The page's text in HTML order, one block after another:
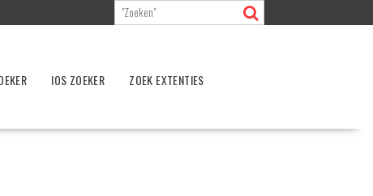
IOS ZOEKER
ZOEK EXTENTIES